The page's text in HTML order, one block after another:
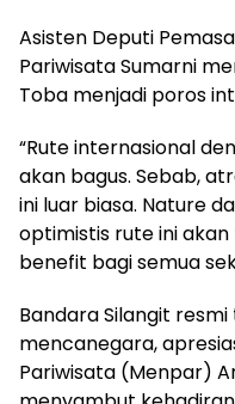
Asisten Deputi
Pariwisata Sumarni
Toba menjadi poros
“Rute internasional
akan bagus. Sebab,
ini luar biasa. Nature
optimistis rute ini
benefit bagi semua
Bandara Silangit
mencanegara,
Pariwisata (Menpar)